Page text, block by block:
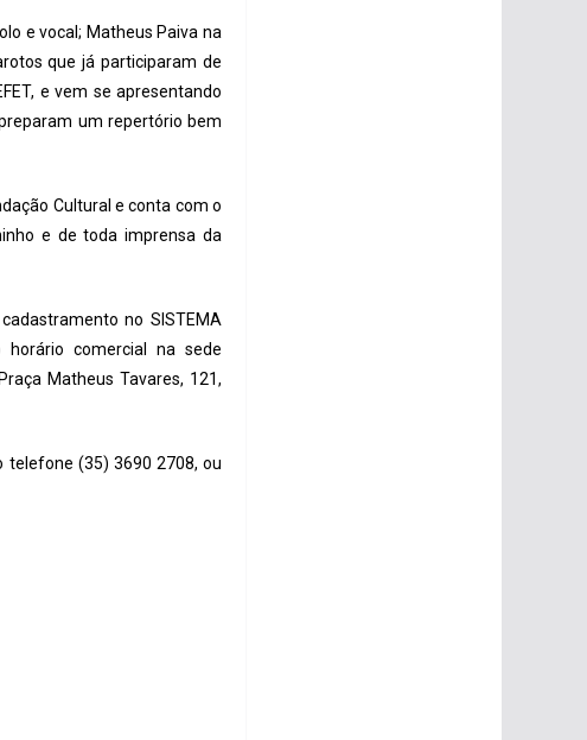
e vocal; Matheus Paiva na
que já participaram de
e vem se apresentando
um repertório bem
Cultural e conta com o
e de toda imprensa da
no SISTEMA
horário comercial na sede
Matheus Tavares, 121,
telefone (35) 3690 2708, ou